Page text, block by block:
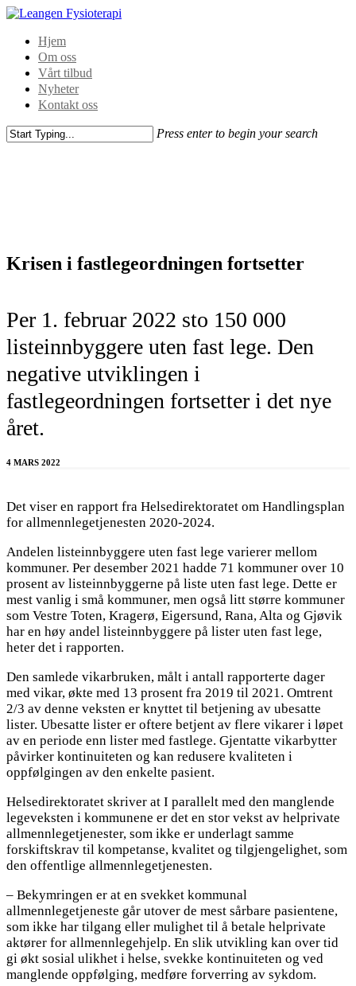
Hjem
Om oss
Vårt tilbud
Nyheter
Kontakt oss
Press enter to begin your search
Krisen i fastlegeordningen fortsetter
Per 1. februar 2022 sto 150 000
listeinnbyggere uten fast lege. Den
negative utviklingen i
fastlegeordningen fortsetter i det nye
året.
4 MARS 2022
Det viser en rapport fra Helsedirektoratet om Handlingsplan
for allmennlegetjenesten 2020-2024.
Andelen listeinnbyggere uten fast lege varierer mellom
kommuner. Per desember 2021 hadde 71 kommuner over 10
prosent av listeinnbyggerne på liste uten fast lege. Dette er
mest vanlig i små kommuner, men også litt større kommuner
som Vestre Toten, Kragerø, Eigersund, Rana, Alta og Gjøvik
har en høy andel listeinnbyggere på lister uten fast lege,
heter det i rapporten.
Den samlede vikarbruken, målt i antall rapporterte dager
med vikar, økte med 13 prosent fra 2019 til 2021. Omtrent
2/3 av denne veksten er knyttet til betjening av ubesatte
lister. Ubesatte lister er oftere betjent av flere vikarer i løpet
av en periode enn lister med fastlege. Gjentatte vikarbytter
påvirker kontinuiteten og kan redusere kvaliteten i
oppfølgingen av den enkelte pasient.
Helsedirektoratet skriver at I parallelt med den manglende
legeveksten i kommunene er det en stor vekst av helprivate
allmennlegetjenester, som ikke er underlagt samme
forskiftskrav til kompetanse, kvalitet og tilgjengelighet, som
den offentlige allmennlegetjenesten.
– Bekymringen er at en svekket kommunal
allmennlegetjeneste går utover de mest sårbare pasientene,
som ikke har tilgang eller mulighet til å betale helprivate
aktører for allmennlegehjelp. En slik utvikling kan over tid
gi økt sosial ulikhet i helse, svekke kontinuiteten og ved
manglende oppfølging, medføre forverring av sykdom.